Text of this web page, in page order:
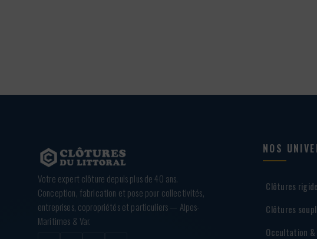
Votre expert clôture depuis plus de 40 ans.
Conception, fabrication et pose pour collectivités,
entreprises, copropriétés et particuliers — Alpes-
Maritimes & Var.
NOS
Clôtures
Clôtures
Occultation &